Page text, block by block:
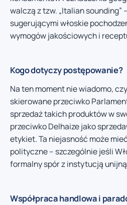
walczą z tzw. „Italian sounding”
sugerującymi włoskie
wymogów jakościowych i
Kogo dotyczy postępowanie?
Na ten moment nie wiadomo,
skierowane przeciwko
sprzedaż takich produktów w
przeciwko Delhaize jako
etykiet. Ta niejasność może
polityczne – szczególnie jeśli
formalny spór z instytucją
Współpraca handlowa i